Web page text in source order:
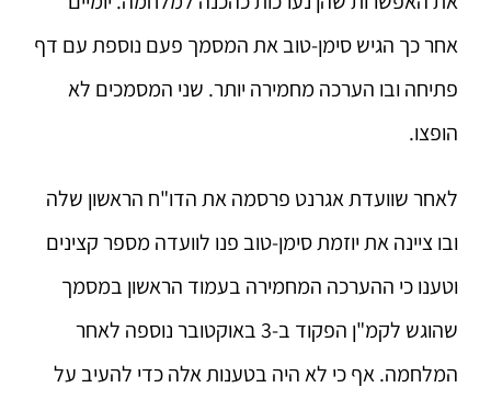
אחר כך הגיש סימן-טוב את המסמך פעם נוספת עם דף
פתיחה ובו הערכה מחמירה יותר. שני המסמכים לא
הופצו.
לאחר שוועדת אגרנט פרסמה את הדו"ח הראשון שלה
ובו ציינה את יוזמת סימן-טוב פנו לוועדה מספר קצינים
וטענו כי ההערכה המחמירה בעמוד הראשון במסמך
שהוגש לקמ"ן הפקוד ב-3 באוקטובר נוספה לאחר
המלחמה. אף כי לא היה בטענות אלה כדי להעיב על